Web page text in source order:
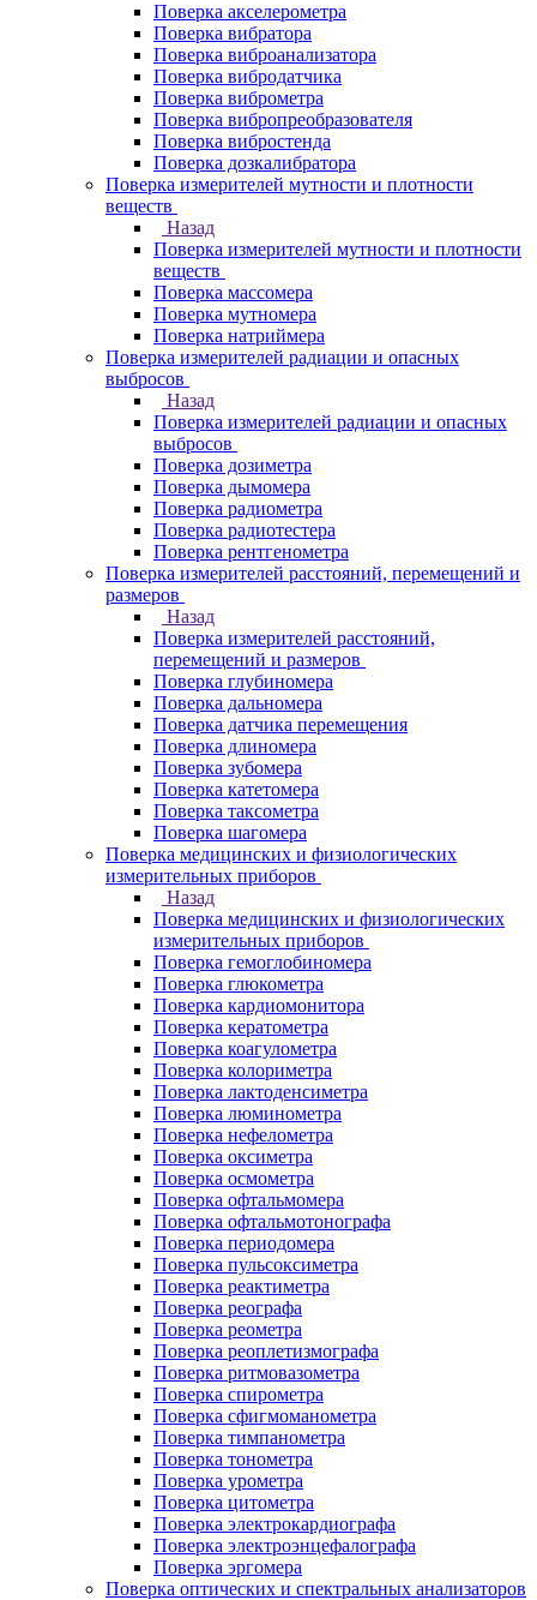
Поверка акселерометра
Поверка вибратора
Поверка виброанализатора
Поверка вибродатчика
Поверка виброметра
Поверка вибропреобразователя
Поверка вибростенда
Поверка дозкалибратора
Поверка измерителей мутности и плотности
веществ
Назад
Поверка измерителей мутности и плотности
веществ
Поверка массомера
Поверка мутномера
Поверка натриймера
Поверка измерителей радиации и опасных
выбросов
Назад
Поверка измерителей радиации и опасных
выбросов
Поверка дозиметра
Поверка дымомера
Поверка радиометра
Поверка радиотестера
Поверка рентгенометра
Поверка измерителей расстояний, перемещений и
размеров
Назад
Поверка измерителей расстояний,
перемещений и размеров
Поверка глубиномера
Поверка дальномера
Поверка датчика перемещения
Поверка длиномера
Поверка зубомера
Поверка катетомера
Поверка таксометра
Поверка шагомера
Поверка медицинских и физиологических
измерительных приборов
Назад
Поверка медицинских и физиологических
измерительных приборов
Поверка гемоглобиномера
Поверка глюкометра
Поверка кардиомонитора
Поверка кератометра
Поверка коагулометра
Поверка колориметра
Поверка лактоденсиметра
Поверка люминометра
Поверка нефелометра
Поверка оксиметра
Поверка осмометра
Поверка офтальмомера
Поверка офтальмотонографа
Поверка периодомера
Поверка пульсоксиметра
Поверка реактиметра
Поверка реографа
Поверка реометра
Поверка реоплетизмографа
Поверка ритмовазометра
Поверка спирометра
Поверка сфигмоманометра
Поверка тимпанометра
Поверка тонометра
Поверка урометра
Поверка цитометра
Поверка электрокардиографа
Поверка электроэнцефалографа
Поверка эргомера
Поверка оптических и спектральных анализаторов